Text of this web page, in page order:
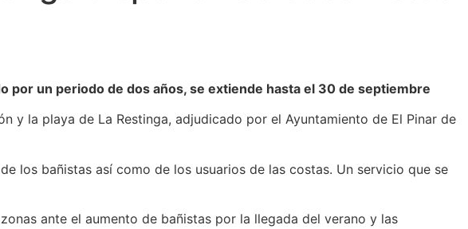
por un periodo de dos años, se extiende hasta el 30 de septiembre
y la playa de La Restinga, adjudicado por el Ayuntamiento de El Pinar de
los bañistas así como de los usuarios de las costas. Un servicio que se
ante el aumento de bañistas por la llegada del verano y las